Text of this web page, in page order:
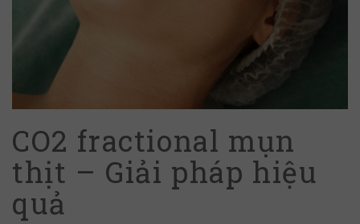
CO2 fractional mụn
thịt – Giải pháp hiệu
quả